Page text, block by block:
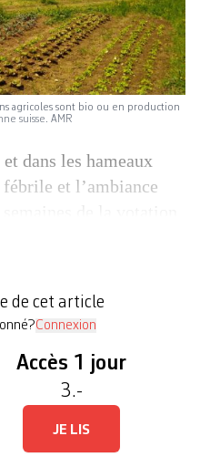
agricoles sont bio ou en production
suisse. AMR
dans les hameaux
et l’ambiance
plutôt que […]
de cet article
Connexion
Accès 1 jour
3.-
JE LIS